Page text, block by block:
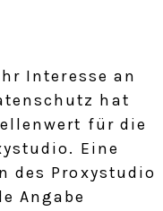
Interesse an
hat
für die
Eine
des Proxystudio
Angabe